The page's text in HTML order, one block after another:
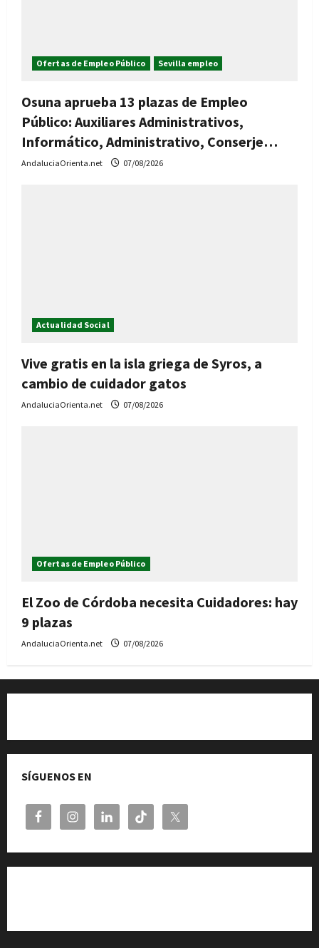
Ofertas de Empleo Público Sevilla empleo
Osuna aprueba 13 plazas de Empleo
Público: Auxiliares Administrativos,
Informático, Administrativo, Conserje…
AndaluciaOrienta.net 07/08/2026
Actualidad Social
Vive gratis en la isla griega de Syros, a
cambio de cuidador gatos
AndaluciaOrienta.net 07/08/2026
Ofertas de Empleo Público
El Zoo de Córdoba necesita Cuidadores: hay
9 plazas
AndaluciaOrienta.net 07/08/2026
SÍGUENOS EN